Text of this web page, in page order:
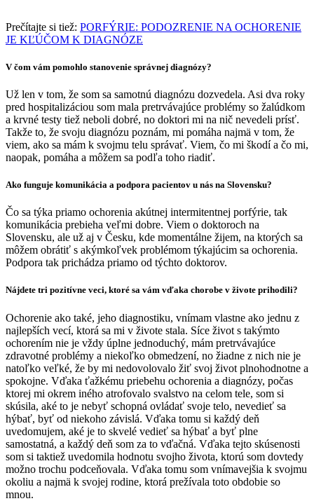
Prečítajte si tiež: PORFÝRIE: PODOZRENIE NA OCHORENIE
JE KĽÚČOM K DIAGNÓZE
V čom vám pomohlo stanovenie správnej diagnózy?
Už len v tom, že som sa samotnú diagnózu dozvedela. Asi dva roky
pred hospitalizáciou som mala pretrvávajúce problémy so žalúdkom
a krvné testy tiež neboli dobré, no doktori mi na nič nevedeli prísť.
Takže to, že svoju diagnózu poznám, mi pomáha najmä v tom, že
viem, ako sa mám k svojmu telu správať. Viem, čo mi škodí a čo mi,
naopak, pomáha a môžem sa podľa toho riadiť.
Ako funguje komunikácia a podpora pacientov u nás na Slovensku?
Čo sa týka priamo ochorenia akútnej intermitentnej porfýrie, tak
komunikácia prebieha veľmi dobre. Viem o doktoroch na
Slovensku, ale už aj v Česku, kde momentálne žijem, na ktorých sa
môžem obrátiť s akýmkoľvek problémom týkajúcim sa ochorenia.
Podpora tak prichádza priamo od týchto doktorov.
Nájdete tri pozitívne veci, ktoré sa vám vďaka chorobe v živote prihodili?
Ochorenie ako také, jeho diagnostiku, vnímam vlastne ako jednu z
najlepších vecí, ktorá sa mi v živote stala. Síce život s takýmto
ochorením nie je vždy úplne jednoduchý, mám pretrvávajúce
zdravotné problémy a niekoľko obmedzení, no žiadne z nich nie je
natoľko veľké, že by mi nedovolovalo žiť svoj život plnohodnotne a
spokojne. Vďaka ťažkému priebehu ochorenia a diagnózy, počas
ktorej mi okrem iného atrofovalo svalstvo na celom tele, som si
skúsila, aké to je nebyť schopná ovládať svoje telo, nevedieť sa
hýbať, byť od niekoho závislá. Vďaka tomu si každý deň
uvedomujem, aké je to skvelé vedieť sa hýbať a byť plne
samostatná, a každý deň som za to vďačná. Vďaka tejto skúsenosti
som si taktiež uvedomila hodnotu svojho života, ktorú som dovtedy
možno trochu podceňovala. Vďaka tomu som vnímavejšia k svojmu
okoliu a najmä k svojej rodine, ktorá prežívala toto obdobie so
mnou.